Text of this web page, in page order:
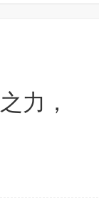
力，